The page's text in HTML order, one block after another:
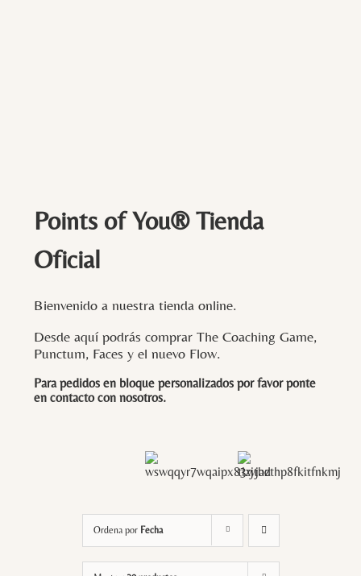
Points of You® Tienda
Oficial
Bienvenido a nuestra tienda online.
Desde aquí podrás comprar The Coaching Game,
Punctum, Faces y el nuevo Flow.
Para pedidos en bloque personalizados por favor ponte
en contacto con nosotros.
Ordena por Fecha